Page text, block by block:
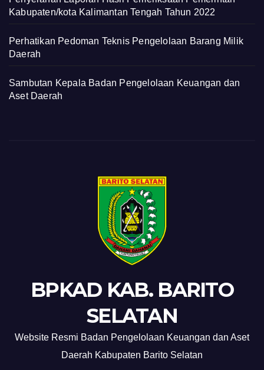
Kabupaten/kota Kalimantan Tengah Tahun 2022
Perhatikan Pedoman Teknis Pengelolaan Barang Milik
Daerah
Sambutan Kepala Badan Pengelolaan Keuangan dan
Aset Daerah
BPKAD KAB. BARITO
SELATAN
Website Resmi Badan Pengelolaan Keuangan dan Aset
Daerah Kabupaten Barito Selatan